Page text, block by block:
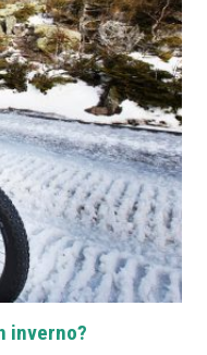
inverno?